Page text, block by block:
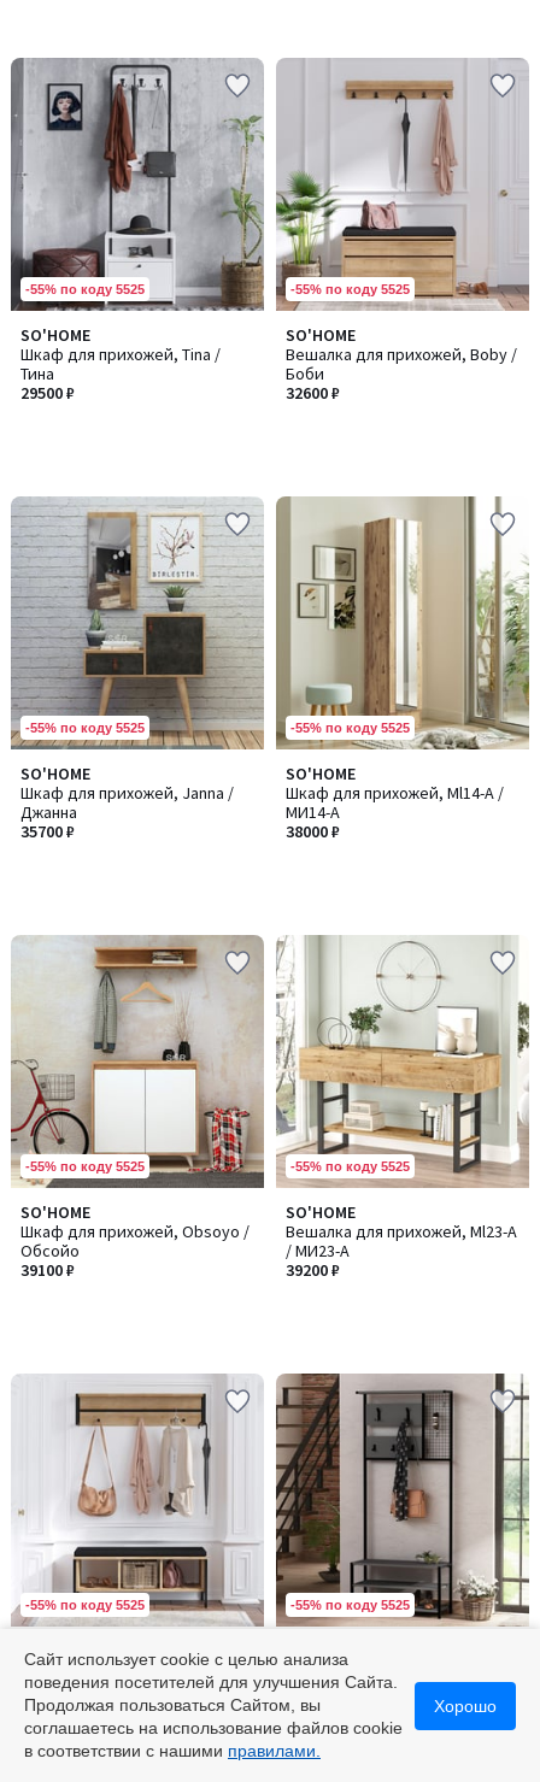
-55% по коду 5525
SO'HOME
Шкаф для прихожей, Tina /
Тина
29500 ₽
-55% по коду 5525
SO'HOME
Вешалка для прихожей, Boby /
Боби
32600 ₽
-55% по коду 5525
SO'HOME
Шкаф для прихожей, Janna /
Джанна
35700 ₽
-55% по коду 5525
SO'HOME
Шкаф для прихожей, Ml14-A /
MИ14-A
38000 ₽
-55% по коду 5525
SO'HOME
Шкаф для прихожей, Obsoyo /
Обсойо
39100 ₽
-55% по коду 5525
SO'HOME
Вешалка для прихожей, Ml23-A
/ MИ23-A
39200 ₽
-55% по коду 5525
SO'HOME
Мебельный комплект для
прихожей, Shana / Шана
46700 ₽
-55% по коду 5525
Стенка для прихожей, Nomad
Portmanto / Номад Портманто
49900 ₽
Сайт использует cookie с целью анализа
поведения посетителей для улучшения Сайта.
Продолжая пользоваться Сайтом, вы
соглашаетесь на использование файлов cookie
в соответствии с нашими правилами.
Хорошо